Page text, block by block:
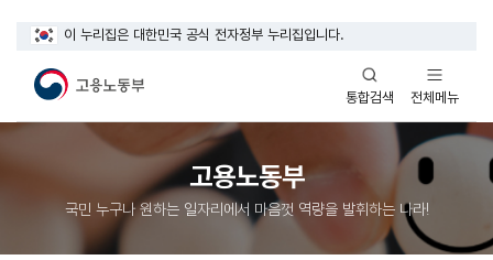
이 누리집은 대한민국 공식 전자정부 누리집입니다.
통합검색
열기
전체메뉴
열기
고용노동부
국민 누구나 원하는 일자리에서 마음껏 역량을 발휘하는 나라!